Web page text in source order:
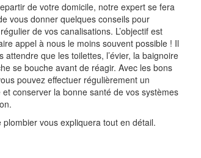
de votre domicile, notre expert se fera
vous donner quelques conseils pour
de vos canalisations. L’objectif est
appel à nous le moins souvent possible ! Il
attendre que les toilettes, l’évier, la baignoire
se bouche avant de réagir. Avec les bons
pouvez effectuer régulièrement un
conserver la bonne santé de vos systèmes
plombier vous expliquera tout en détail.